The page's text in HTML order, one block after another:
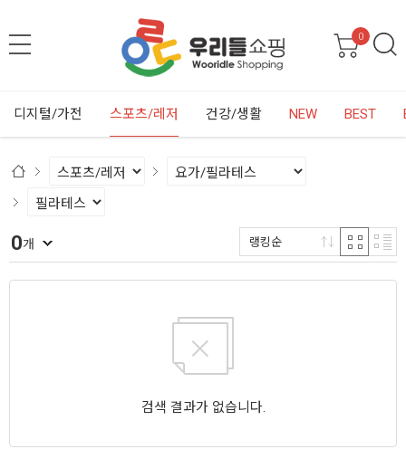
0
디지털/가전 스포츠/레저 건강/생활 NEW BEST
0개 랭킹순
검색 결과가 없습니다.